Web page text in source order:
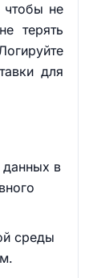
чтобы не
терять
для
данных в
среды